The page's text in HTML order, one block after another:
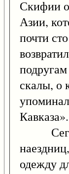
Скифии
Азии,
почти
скалы, о
Кавказа».
одежду